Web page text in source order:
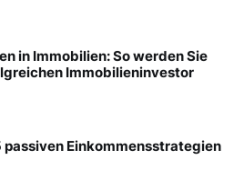
in Immobilien: So werden Sie
Immobilieninvestor
passiven Einkommensstrategien